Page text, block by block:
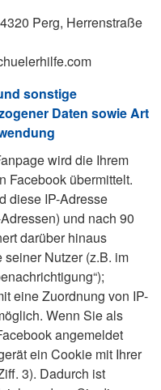
Perg, Herrenstraße
sonstige
Daten sowie Art
wird die Ihrem
Facebook übermittelt.
diese IP-Adresse
und nach 90
darüber hinaus
Nutzer (z.B. im
eine Zuordnung von IP-
Wenn Sie als
angemeldet
ein Cookie mit Ihrer
3). Dadurch ist